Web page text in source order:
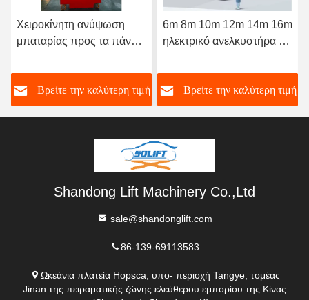
Χειροκίνητη ανύψωση
μπαταρίας προς τα πάνω
ψαλίδι, εναέρια
πλατφόρμα εργασίας
Βρείτε την καλύτερη τιμή
6m 8m 10m 12m 14m 16m
ηλεκτρικό ανελκυστήρα με
εργασίας ανδρικό
ανελκυστήρα για πώληση
Βρείτε την καλύτερη τιμή
Shandong Lift Machinery Co.,Ltd
sale@shandonglift.com
86-139-69113583
Ωκεάνια πλατεία Hopsca, υπο- περιοχή Tangye, τομέας
Jinan της πειραματικής ζώνης ελεύθερου εμπορίου της Κίνας